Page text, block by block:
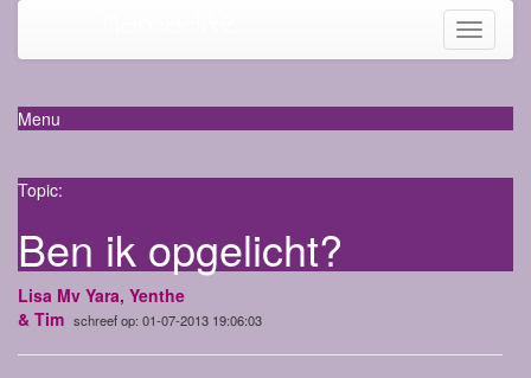
Toggle
Menu
Topic:
Ben ik opgelicht?
Lisa Mv Yara, Yenthe
& Tim schreef op: 01-07-2013 19:06:03